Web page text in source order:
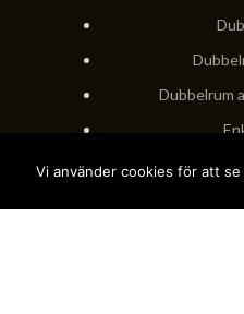
Dubbelrum
Vi använder cookies för att